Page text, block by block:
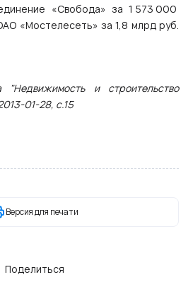
«Свобода» за 1 573 000
«Мостелесеть» за 1,8 млрд руб.
"Недвижимость и строительство
01-28, c.15
Версия для печати
Поделиться